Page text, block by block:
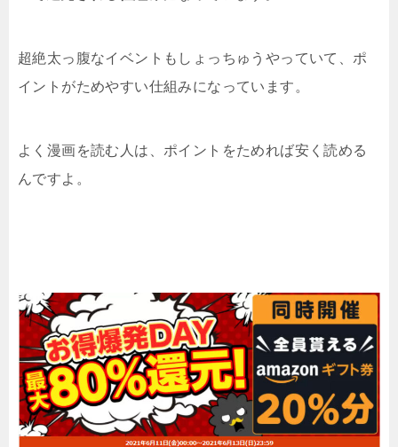
超絶太っ腹なイベントもしょっちゅうやっていて、ポ
イントがためやすい仕組みになっています。
よく漫画を読む人は、ポイントをためれば安く読める
んですよ。